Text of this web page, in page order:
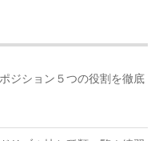
ジション５つの役割を徹底